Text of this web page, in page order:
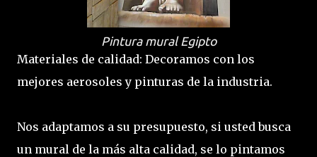
Pintura mural Egipto
Materiales de calidad: Decoramos con los
mejores aerosoles y pinturas de la industria.
Nos adaptamos a su presupuesto, si usted busca
un mural de la más alta calidad, se lo pintamos